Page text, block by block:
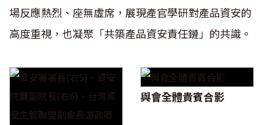
場反應熱烈、座無虛席，展現產官學研對產品資安的
高度重視，也凝聚「共築產品資安責任鏈」的共識。
與會全體貴賓合影